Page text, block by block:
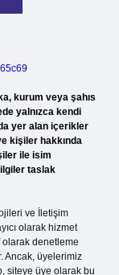
kurum veya şahıs
yalnızca kendi
yer alan içerikler
kişiler hakkında
ile isim
taslak
ve İletişim
olarak hizmet
denetleme
Ancak, üyelerimiz
siteye üye olarak bu